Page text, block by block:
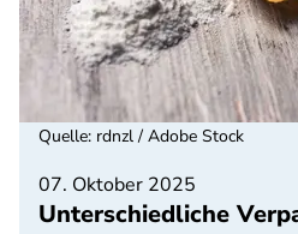
07. Oktober 2025
Unterschiedliche
Quelle: rdnzl / Adobe Stock